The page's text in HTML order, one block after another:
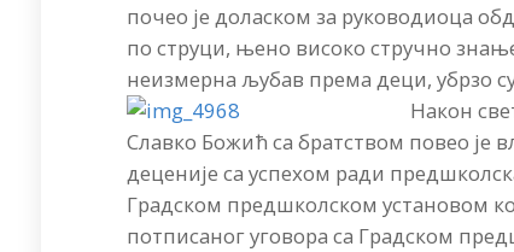
почео је доласком за руководиоца
по струци, њено високо стручно
неизмерна љубав према деци, убрзо
Након
Славко Божић са братством повео је
деценије са успехом ради
Градском предшколском установом
потписаног уговора са Градском